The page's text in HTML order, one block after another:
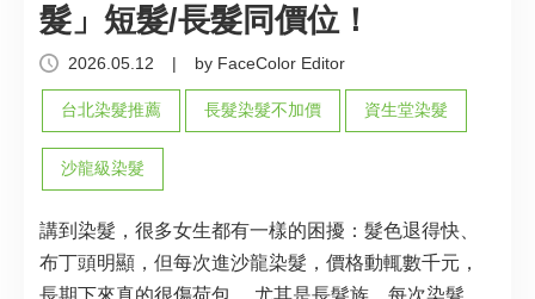
髮」短髮/長髮同價位！
2026.05.12 | by FaceColor Editor
台北染髮推薦 長髮染髮不加價 資生堂染髮
沙龍級染髮
講到染髮，很多女生都有一樣的困擾：髮色退得快、
布丁頭明顯，但每次進沙龍染髮，價格動輒數千元，
長期下來真的很傷荷包。 尤其是長髮族，每次染髮的